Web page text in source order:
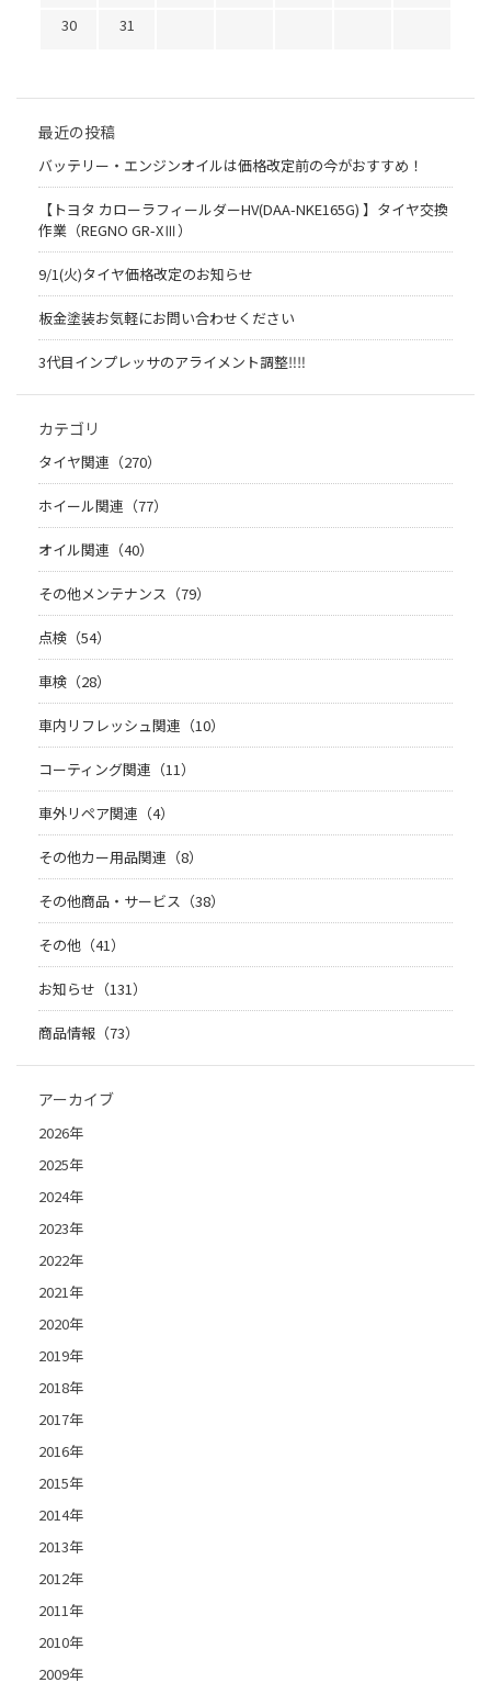
30 31
最近の投稿
バッテリー・エンジンオイルは価格改定前の今がおすすめ！
【トヨタ カローラフィールダーHV(DAA-NKE165G) 】タイヤ交換
作業（REGNO GR-XⅢ）
9/1(火)タイヤ価格改定のお知らせ
板金塗装お気軽にお問い合わせください
3代目インプレッサのアライメント調整‼︎‼︎
カテゴリ
タイヤ関連（270）
ホイール関連（77）
オイル関連（40）
その他メンテナンス（79）
点検（54）
車検（28）
車内リフレッシュ関連（10）
コーティング関連（11）
車外リペア関連（4）
その他カー用品関連（8）
その他商品・サービス（38）
その他（41）
お知らせ（131）
商品情報（73）
アーカイブ
2026年
2025年
2024年
2023年
2022年
2021年
2020年
2019年
2018年
2017年
2016年
2015年
2014年
2013年
2012年
2011年
2010年
2009年